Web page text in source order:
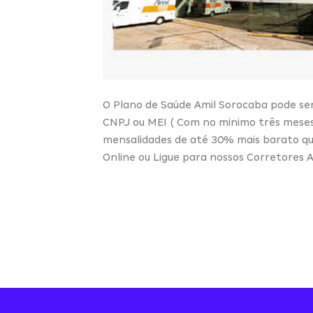
O Plano de Saúde Amil Sorocaba pode
CNPJ ou MEI ( Com no minimo três
mensalidades de até 30% mais barato
Online ou Ligue para nossos Corretores